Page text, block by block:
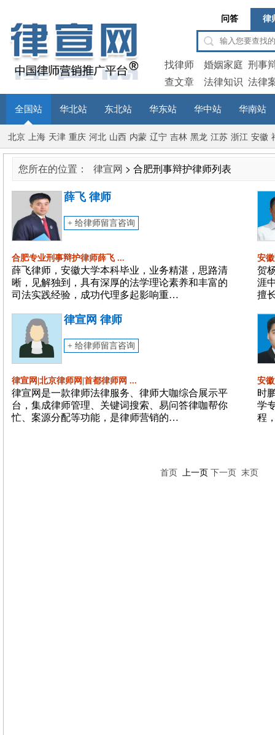
问答 律
找律师 婚姻家庭 刑事
查文章
法律知识 法律
全国站 华北站 东北站 华东站 华中站 华南站
北京 上海 天津 重庆 河北 山西 内蒙 辽宁 吉林 黑龙 江苏 浙江 安徽
您所在的位置： 律宣网 > 合肥刑事辩护律师列表
薛飞 律师
+ 给律师留言咨询
合肥专业刑事辩护律师薛飞 ...
薛飞律师，安徽大学本科毕业，业务精湛，思路清
晰，见解独到，具有深厚的法学理论素养和丰富的
司法实践经验，成功代理多起影响重…
安
贺
涯
擅
律宣网 律师
+ 给律师留言咨询
律宣网|北京律师网|首都律师网 ...
律宣网是一款律师法律服务、律师大咖综合展示平
台，集成律师管理、关键词搜索、易问答律咖帮你
忙、案源分配等功能，是律师营销的…
安
时
学
程
首页 上一页 下一页 末页